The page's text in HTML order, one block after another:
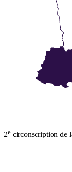
2e circonscription de